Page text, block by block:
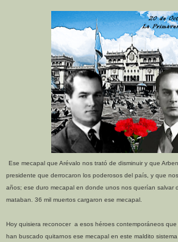
Ese mecapal que Arévalo nos trató de disminuir y que
presidente que derrocaron los poderosos del país, y que
años; ese duro mecapal en donde unos nos querían salvar
mataban. 36 mil muertos cargaron ese mecapal.
Hoy quisiera reconocer a esos héroes contemporáneos
han buscado quitarnos ese mecapal en este maldito